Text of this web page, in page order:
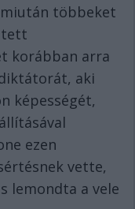
többeket
tett
korábban arra
aki
képességét,
ezen
vette,
lemondta a vele